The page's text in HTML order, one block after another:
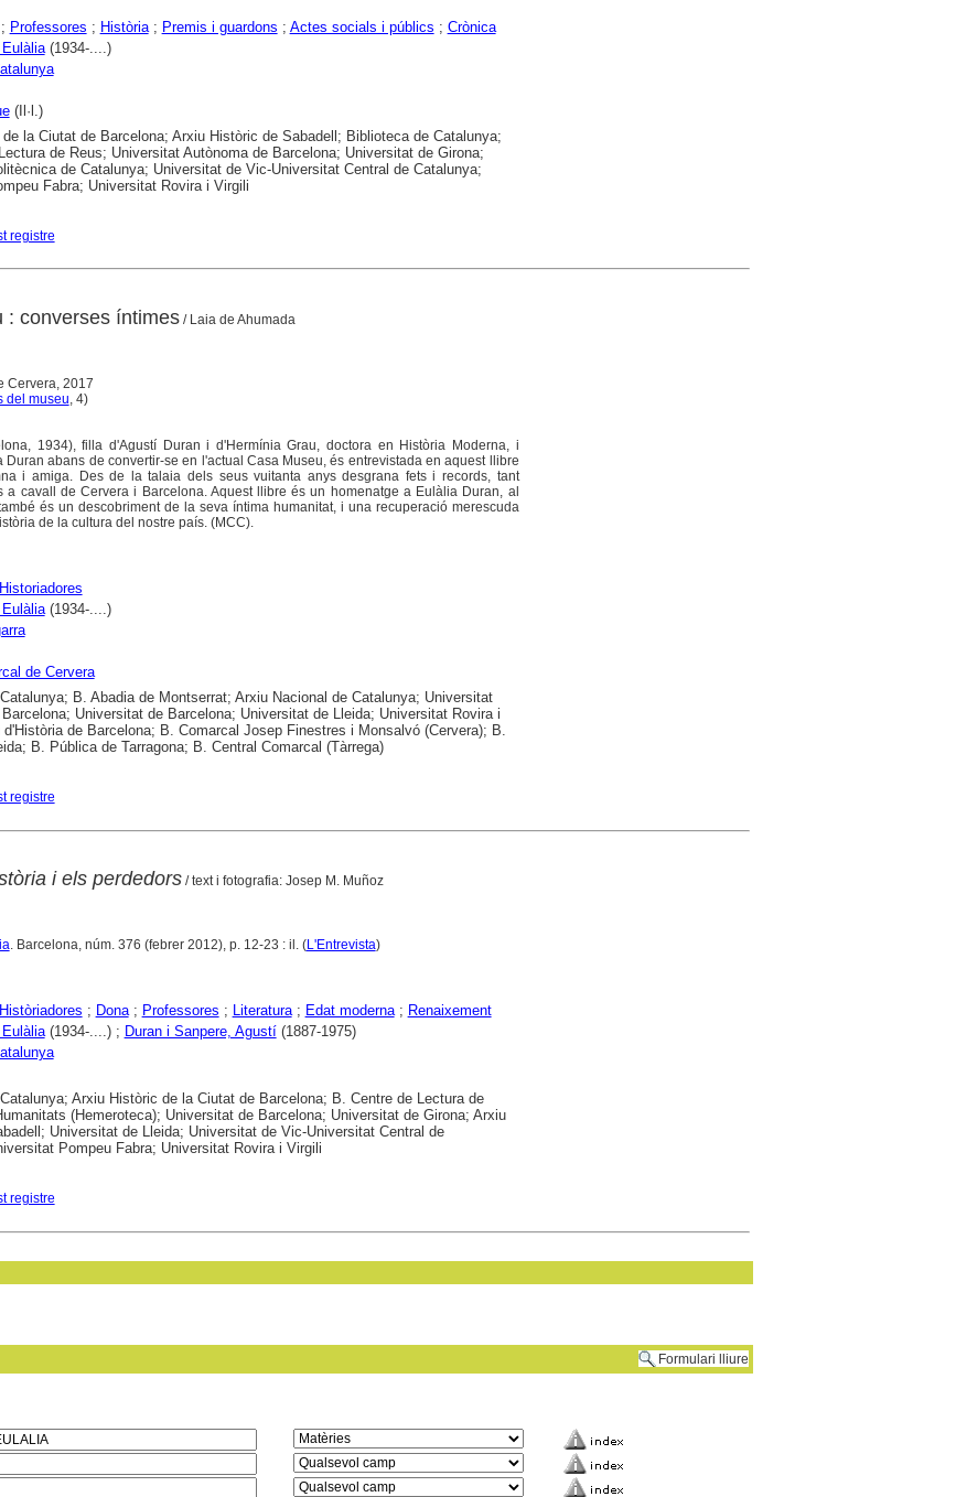
; Professores ; Història; Premis i guardons ; Actes socials i públics ; Crònica
(1934-....)
(Il·l.)
la Ciutat de Barcelona; Arxiu Històric de Sabadell; Biblioteca de Catalunya;
de Reus; Universitat Autònoma de Barcelona; Universitat de Girona;
de Catalunya; Universitat de Vic-Universitat Central de Catalunya;
Fabra; Universitat Rovira i Virgili
registre
: converses íntimes/ Laia de Ahumada
Cervera, 2017
del museu, 4)
1934), filla d'Agustí Duran i d'Hermínia Grau, doctora en Història Moderna, i
abans de convertir-se en l'actual Casa Museu, és entrevistada en aquest llibre
i amiga. Des de la talaia dels seus vuitanta anys desgrana fets i records, tant
a cavall de Cervera i Barcelona. Aquest llibre és un homenatge a Eulàlia Duran, al
és un descobriment de la seva íntima humanitat, i una recuperació merescuda
de la cultura del nostre país. (MCC).
Historiadores
(1934-....)
de Cervera
B. Abadia de Montserrat; Arxiu Nacional de Catalunya; Universitat
Universitat de Barcelona; Universitat de Lleida; Universitat Rovira i
de Barcelona; B. Comarcal Josep Finestres i Monsalvó (Cervera); B.
B. Pública de Tarragona; B. Central Comarcal (Tàrrega)
registre
i els perdedors/ text i fotografia: Josep M. Muñoz
. Barcelona, núm. 376 (febrer 2012), p. 12-23 : il. (L'Entrevista)
Històriadores ; Dona; Professores ; Literatura; Edat moderna; Renaixement
(1934-....) ; Duran i Sanpere, Agustí(1887-1975)
Arxiu Històric de la Ciutat de Barcelona; B. Centre de Lectura de
(Hemeroteca); Universitat de Barcelona; Universitat de Girona; Arxiu
Universitat de Lleida; Universitat de Vic-Universitat Central de
Pompeu Fabra; Universitat Rovira i Virgili
registre
Formulari lliure